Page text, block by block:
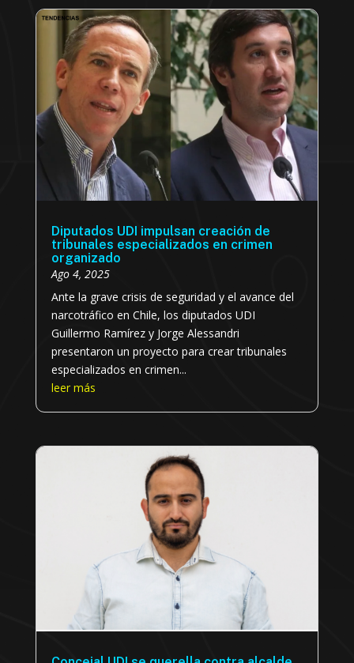
Diputados UDI impulsan creación de
tribunales especializados en crimen
organizado
Ago 4, 2025
Ante la grave crisis de seguridad y el avance del
narcotráfico en Chile, los diputados UDI
Guillermo Ramírez y Jorge Alessandri
presentaron un proyecto para crear tribunales
especializados en crimen...
leer más